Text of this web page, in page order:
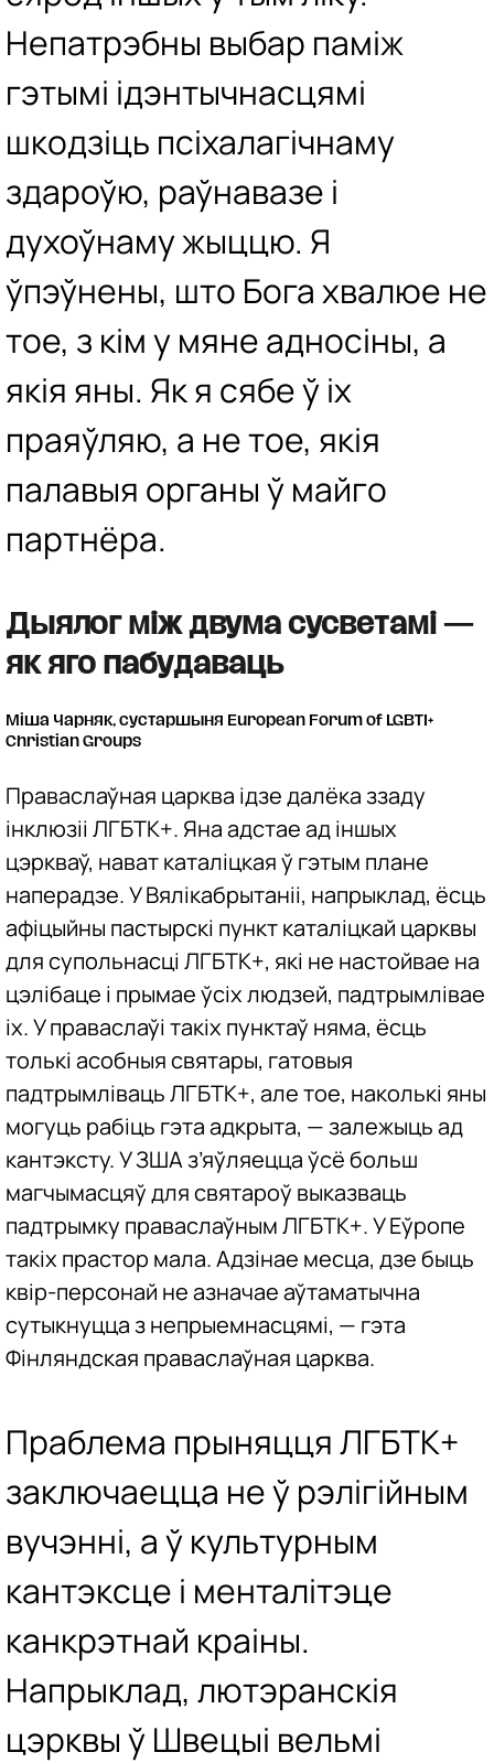
Непатрэбны выбар паміж
гэтымі ідэнтычнасцямі
шкодзіць псіхалагічнаму
здароўю, раўнавазе і
духоўнаму жыццю. Я
ўпэўнены, што Бога хвалюе не
тое, з кім у мяне адносіны, а
якія яны. Як я сябе ў іх
праяўляю, а не тое, якія
палавыя органы ў майго
партнёра.
Дыялог між двума сусветамі —
як яго пабудаваць
Міша Чарняк, сустаршыня European Forum of LGBTI+
Christian Groups
Праваслаўная царква ідзе далёка ззаду
інклюзіі ЛГБТК+. Яна адстае ад іншых
цэркваў, нават каталіцкая ў гэтым плане
наперадзе. У Вялікабрытаніі, напрыклад, ёсць
афіцыйны пастырскі пункт каталіцкай царквы
для супольнасці ЛГБТК+, які не настойвае на
цэлібаце і прымае ўсіх людзей, падтрымлівае
іх. У праваслаўі такіх пунктаў няма, ёсць
толькі асобныя святары, гатовыя
падтрымліваць ЛГБТК+, але тое, наколькі яны
могуць рабіць гэта адкрыта, — залежыць ад
кантэксту. У ЗША з’яўляецца ўсё больш
магчымасцяў для святароў выказваць
падтрымку праваслаўным ЛГБТК+. У Еўропе
такіх прастор мала. Адзінае месца, дзе быць
квір-персонай не азначае аўтаматычна
сутыкнуцца з непрыемнасцямі, — гэта
Фінляндская праваслаўная царква.
Праблема прыняцця ЛГБТК+
заключаецца не ў рэлігійным
вучэнні, а ў культурным
кантэксце і менталітэце
канкрэтнай краіны.
Напрыклад, лютэранскія
цэрквы ў Швецыі вельмі